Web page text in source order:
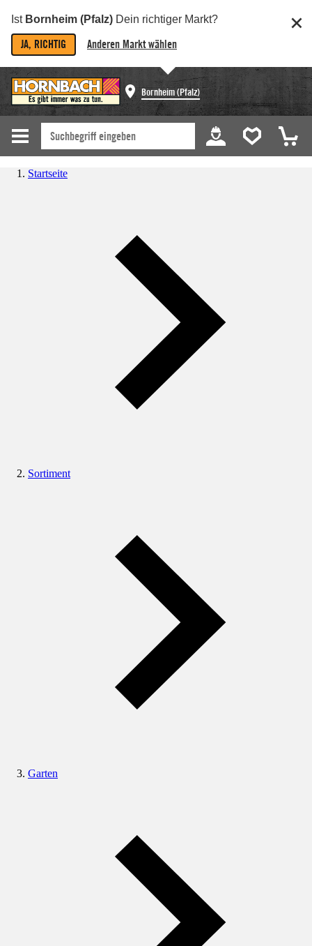
Ist Bornheim (Pfalz) Dein richtiger Markt?
JA, RICHTIG Anderen Markt wählen
Bornheim (Pfalz)
Startseite
Sortiment
Garten